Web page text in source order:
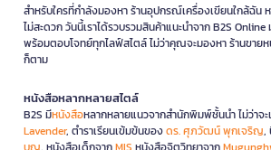
สำหรับใครที่กำลังมองหา ร้านอุปกรณ์เครื่องเขียนใกล้ฉัน
ไม่สะดวก วันนี้เราได้รวบรวมสินค้าแนะนำจาก B2S
พร้อมตอบโจทย์ทุกไลฟ์สไตล์ ไม่ว่าคุณจะมองหา ร้านขาย
ก็ตาม
หนังสือหลากหลายสไตล์
B2S มีหนังสือหลากหลายแนวจากสำนักพิมพ์ชั้นนำ ไม่ว่าจ
Lavender, ตำราเรียนเข้มข้นของดร. ศุภวัฒน์ พุกเจริญ,